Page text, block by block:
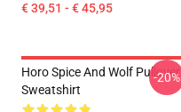
€ 39,51 - € 45,95
Horo Spice And Wolf Pullover
Sweatshirt
-20%